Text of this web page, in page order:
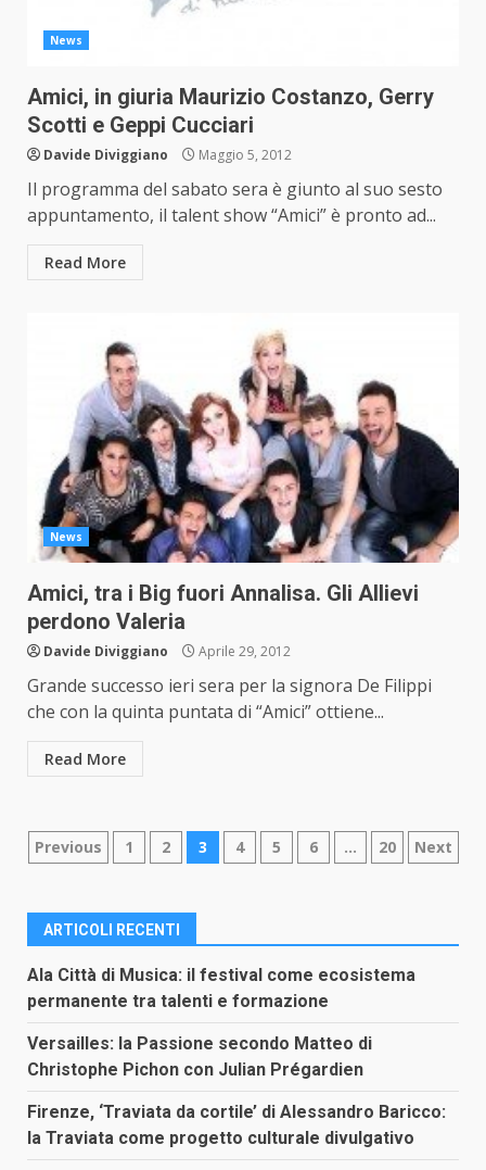
News
Amici, in giuria Maurizio Costanzo, Gerry
Scotti e Geppi Cucciari
Davide Diviggiano Maggio 5, 2012
Il programma del sabato sera è giunto al suo sesto
appuntamento, il talent show “Amici” è pronto ad...
Read More
News
Amici, tra i Big fuori Annalisa. Gli Allievi
perdono Valeria
Davide Diviggiano Aprile 29, 2012
Grande successo ieri sera per la signora De Filippi
che con la quinta puntata di “Amici” ottiene...
Read More
Paginazione
articoli
Previous 1 2 3 4 5 6 … 20 Next
ARTICOLI RECENTI
Ala Città di Musica: il festival come ecosistema
permanente tra talenti e formazione
Versailles: la Passione secondo Matteo di
Christophe Pichon con Julian Prégardien
Firenze, ‘Traviata da cortile’ di Alessandro Baricco:
la Traviata come progetto culturale divulgativo